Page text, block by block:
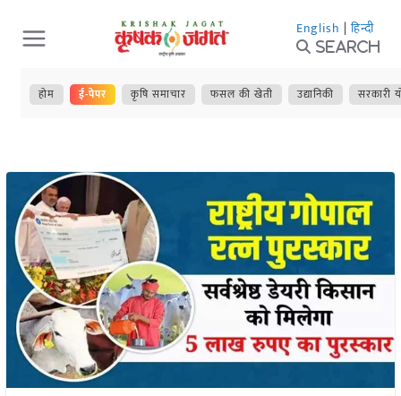
Skip
to
content
English | हिन्दी
Search
होम ई-पेपर कृषि समाचार फसल की खेती उद्यानिकी सरकारी